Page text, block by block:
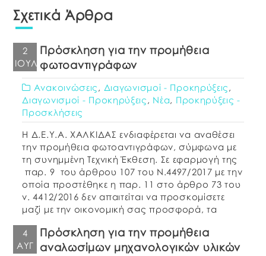
Σχετικά Άρθρα
2
ΙΟΎΛ
Πρόσκληση για την προμήθεια
φωτοαντιγράφων
Ανακοινώσεις , Διαγωνισμοί - Προκηρύξεις ,
Διαγωνισμοί - Προκηρύξεις , Νέα, Προκηρύξεις -
Προσκλήσεις
Η Δ.Ε.Υ.Α. ΧΑΛΚΙΔΑΣ ενδιαφέρεται να αναθέσει
την προμήθεια φωτοαντιγράφων, σύμφωνα με
τη συνημμένη Τεχνική Έκθεση. Σε εφαρμογή της
παρ. 9 του άρθρου 107 του Ν.4497/2017 με την
οποία προστέθηκε η παρ. 11 στο άρθρο 73 του
ν. 4412/2016 δεν απαιτείται να προσκομίσετε
μαζί με την οικονομική σας προσφορά, τα
4
ΑΥΓ
Πρόσκληση για την προμήθεια
αναλωσίμων μηχανολογικών υλικών